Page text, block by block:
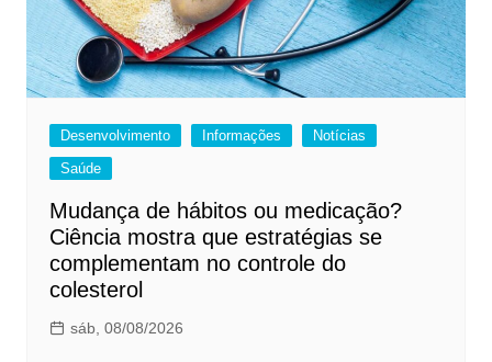
Desenvolvimento Informações
Notícias
Saúde
Mudança de hábitos ou medicação?
Ciência mostra que estratégias se
complementam no controle do
colesterol
sáb, 08/08/2026